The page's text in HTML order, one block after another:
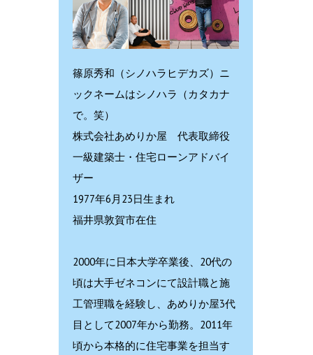
篠原秀和（シノハラヒデカズ）ニ
ックネームはシノハラ（カタカナ
で。笑）
株式会社あめりか屋 代表取締役
一級建築士・住宅ローンアドバイ
ザー
1977年6月23日生まれ
福井県敦賀市在住
2000年に日本大学卒業後、20代の
頃は大手ゼネコンにて設計職と施
工管理職を経験し、あめりか屋3代
目として2007年から勤務。2011年
頃から本格的に住宅事業を担当す